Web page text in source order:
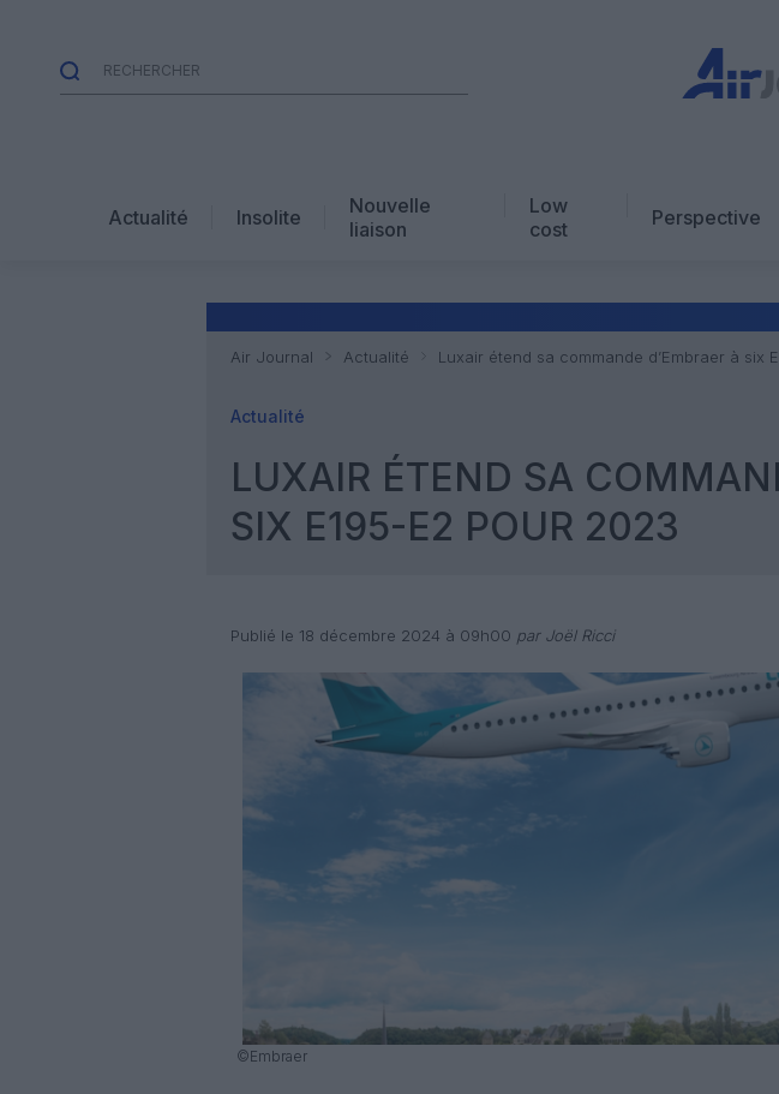
Actualité Insolite
Nouvelle
liaison
Low
cost
Perspective
Air Journal Actualité Luxair étend sa commande d’Embraer à six
Actualité
LUXAIR ÉTEND SA
SIX E195-E2 POUR 2023
Publié le 18 décembre 2024 à 09h00 par Joël Ricci
©Embraer